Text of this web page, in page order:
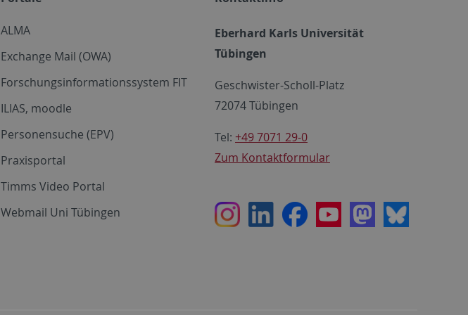
ALMA
Exchange Mail (OWA)
Forschungsinformationssystem FIT
ILIAS, moodle
Personensuche (EPV)
Praxisportal
Timms Video Portal
Webmail Uni Tübingen
Eberhard Karls Universität
Tübingen
Geschwister-Scholl-Platz
72074 Tübingen
Tel: +49 7071 29-0
Zum Kontaktformular
InstagramLinkedInFacebookYoutubeMastodon
Bluesky